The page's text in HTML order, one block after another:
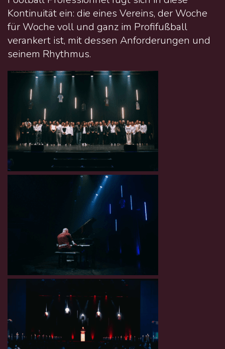
Kontinuität ein: die eines Vereins, der Woche
für Woche voll und ganz im Profifußball
verankert ist, mit dessen Anforderungen und
seinem Rhythmus.